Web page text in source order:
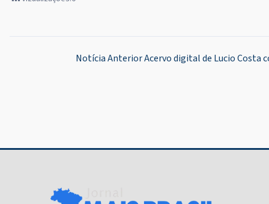
NavegaçãoNotícia AnteriorAcervo digital de Lucio Costa